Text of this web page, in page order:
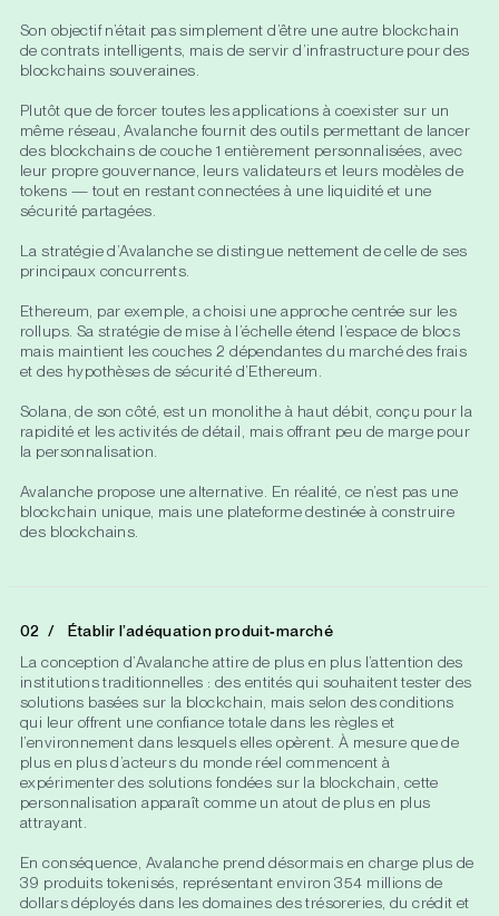
Son objectif n’était pas simplement d’être une autre blockchain
de contrats intelligents, mais de servir d’infrastructure pour des
blockchains souveraines.
Plutôt que de forcer toutes les applications à coexister sur un
même réseau, Avalanche fournit des outils permettant de lancer
des blockchains de couche 1 entièrement personnalisées, avec
leur propre gouvernance, leurs validateurs et leurs modèles de
tokens — tout en restant connectées à une liquidité et une
sécurité partagées.
La stratégie d’Avalanche se distingue nettement de celle de ses
principaux concurrents.
Ethereum, par exemple, a choisi une approche centrée sur les
rollups. Sa stratégie de mise à l’échelle étend l’espace de blocs
mais maintient les couches 2 dépendantes du marché des frais
et des hypothèses de sécurité d’Ethereum.
Solana, de son côté, est un monolithe à haut débit, conçu pour la
rapidité et les activités de détail, mais offrant peu de marge pour
la personnalisation.
Avalanche propose une alternative. En réalité, ce n’est pas une
blockchain unique, mais une plateforme destinée à construire
des blockchains.
Établir l’adéquation produit‑marché
La conception d’Avalanche attire de plus en plus l’attention des
institutions traditionnelles : des entités qui souhaitent tester des
solutions basées sur la blockchain, mais selon des conditions
qui leur offrent une confiance totale dans les règles et
l’environnement dans lesquels elles opèrent. À mesure que de
plus en plus d’acteurs du monde réel commencent à
expérimenter des solutions fondées sur la blockchain, cette
personnalisation apparaît comme un atout de plus en plus
attrayant.
En conséquence, Avalanche prend désormais en charge plus de
39 produits tokenisés, représentant environ 354 millions de
dollars déployés dans les domaines des trésoreries, du crédit et